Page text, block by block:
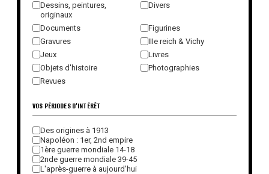
Dessins, peintures,
originaux
Divers
Documents
Figurines
Gravures
IIIe reich & Vichy
Jeux
Livres
Objets d'histoire
Photographies
Revues
VOS PÉRIODES D'INTÉRÊT
Des origines à 1913
Napoléon : 1er, 2nd empire
1ère guerre mondiale 14-18
2nde guerre mondiale 39-45
L'après-guerre à aujourd'hui